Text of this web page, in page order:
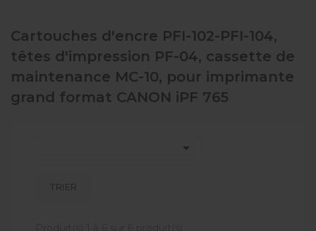
Cartouches d'encre PFI-102-PFI-104,
têtes d'impression PF-04, cassette de
maintenance MC-10, pour imprimante
grand format CANON iPF 765

TRIER